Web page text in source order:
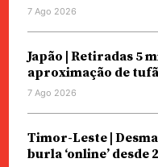
7 Ago 2026
Japão | Retiradas 5
aproximação de
7 Ago 2026
Timor-Leste |
burla ‘online’ desde